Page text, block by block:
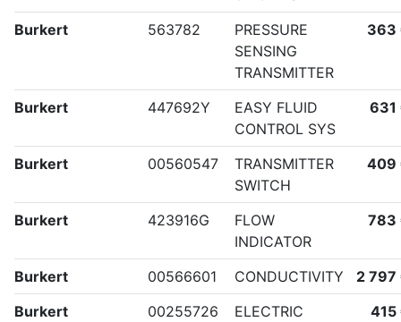
Burkert 563782
PRESSURE
SENSING
TRANSMITTER
363
Burkert 447692Y
EASY FLUID
CONTROL SYS
631
Burkert 00560547
TRANSMITTER
SWITCH
409
Burkert 423916G
FLOW
INDICATOR
783
Burkert 00566601 CONDUCTIVITY
2 797
Burkert
00255726 ELECTRIC 415